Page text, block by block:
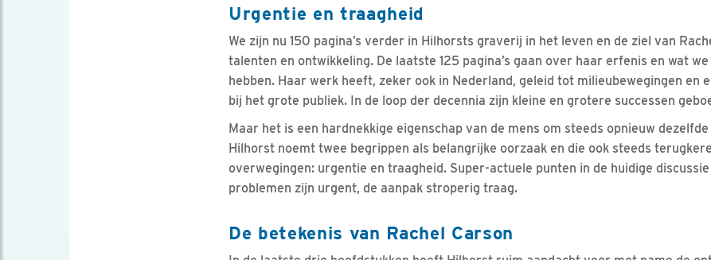
Urgentie en traagheid
We zijn nu 150 pagina’s verder in Hilhorsts graverij in het leven en de ziel van
talenten en ontwikkeling. De laatste 125 pagina’s gaan over haar erfenis en wat
hebben. Haar werk heeft, zeker ook in Nederland, geleid tot milieubewegingen en
bij het grote publiek. In de loop der decennia zijn kleine en grotere successen
Maar het is een hardnekkige eigenschap van de mens om steeds opnieuw
Hilhorst noemt twee begrippen als belangrijke oorzaak en die ook steeds
overwegingen: urgentie en traagheid. Super-actuele punten in de huidige
problemen zijn urgent, de aanpak stroperig traag.
De betekenis van Rachel Carson